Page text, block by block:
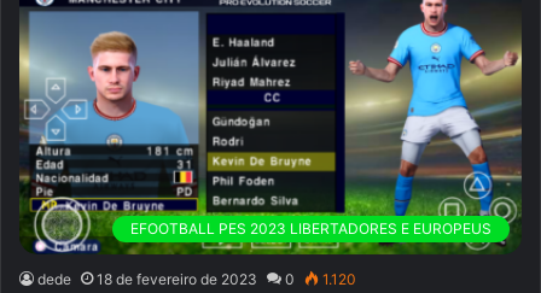
EFOOTBALL PES 2023 LIBERTADORES E EUROPEUS
dede 18 de fevereiro de 2023 0 1.120